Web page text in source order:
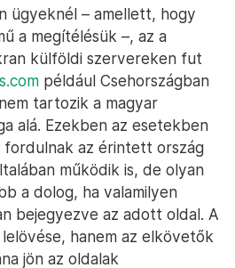
ügyeknél – amellett, hogy
a megítélésük –, az a
külföldi szervereken fut
például Csehországban
tartozik a magyar
alá. Ezekben az esetekben
fordulnak az érintett ország
működik is, de olyan
a dolog, ha valamilyen
bejegyezve az adott oldal. A
hanem az elkövetők
jön az oldalak